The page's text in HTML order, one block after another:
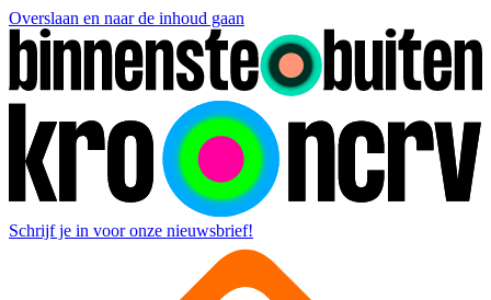
Overslaan en naar de inhoud gaan
Schrijf je in voor onze nieuwsbrief!